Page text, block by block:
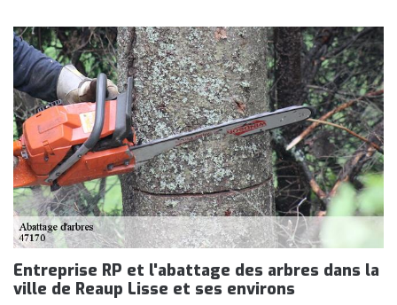
Entreprise RP et l'abattage des arbres dans la
ville de Reaup Lisse et ses environs